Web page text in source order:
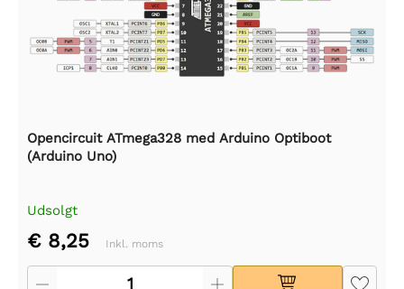
Opencircuit ATmega328 med Arduino Optiboot
(Arduino Uno)
Udsolgt
€ 8,25 Inkl. moms